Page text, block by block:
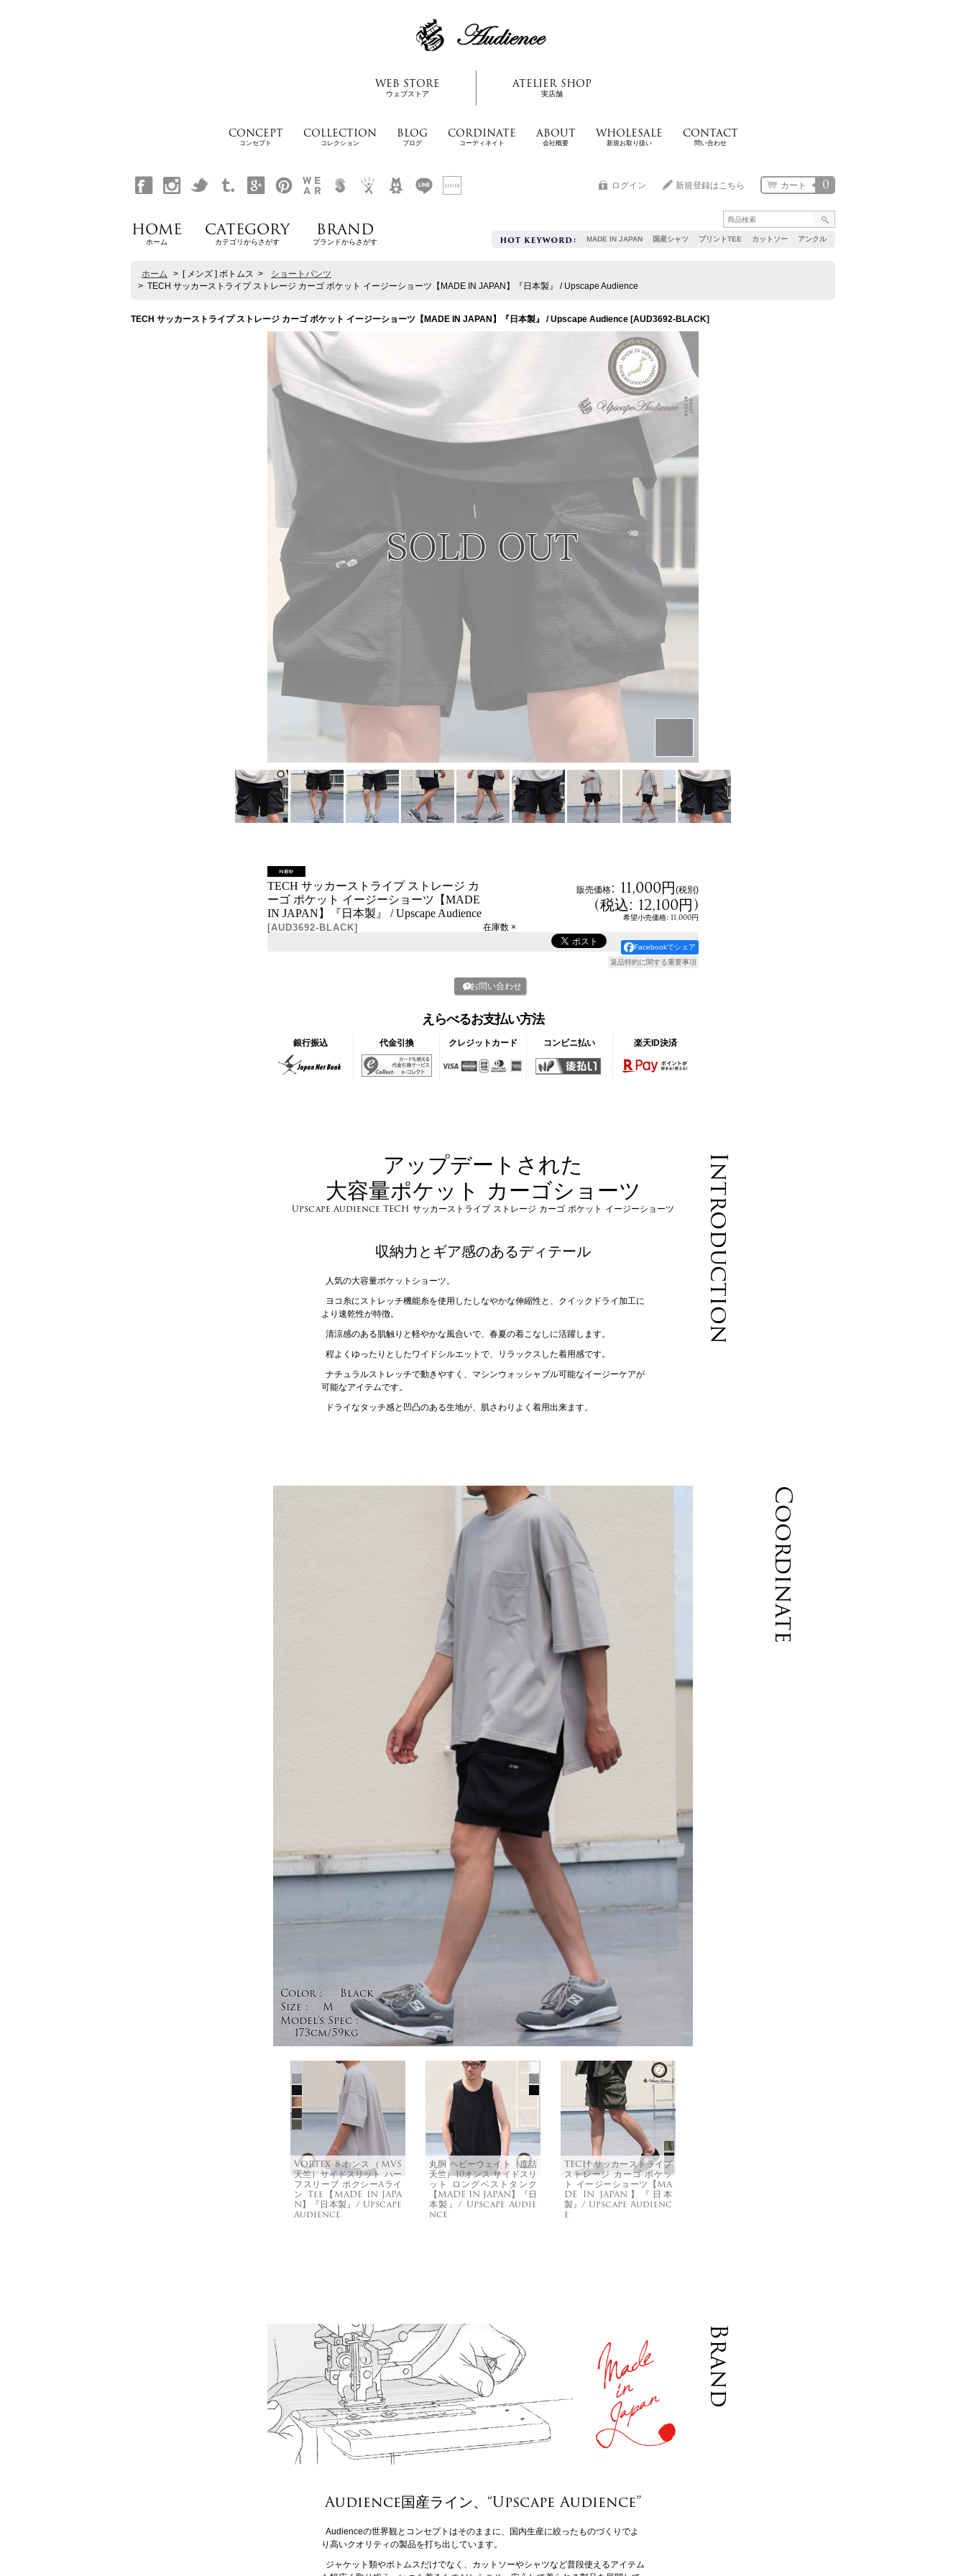
WEB STORE
ウェブストア
ATELIER SHOP
実店舗
CONCEPT
コンセプト
COLLECTION
コレクション
BLOG
ブログ
CORDINATE
コーディネイト
ABOUT
会社概要
WHOLESALE
新規お取り扱い
CONTACT
問い合わせ
MADE IN JAPAN 国産シャツ プリントTEE カットソー アンクル
0
カート
ログイン 新規登録はこちら
HOME
ホーム
CATEGORY
カテゴリからさがす
BRAND
ブランドからさがす
ホーム > [ メンズ ] ボトムス >
ショートパンツ
> TECH サッカーストライプ ストレージ カーゴ ポケット イージーショーツ【MADE IN JAPAN】『日本製』 / Upscape Audience
TECH サッカーストライプ ストレージ カーゴ ポケット イージーショーツ【MADE IN JAPAN】『日本製』 / Upscape Audience [AUD3692-BLACK]
TECH サッカーストライプ ストレージ カ
ーゴ ポケット イージーショーツ【MADE
IN JAPAN】『日本製』 / Upscape Audience
[AUD3692-BLACK]
販売価格: 11,000円(税別)
(税込: 12,100円)
希望小売価格: 11,000円
在庫数 ×
Facebookでシェア
返品特約に関する重要事項
お問い合わせ
えらべるお支払い方法
銀行振込 代金引換 クレジットカード コンビニ払い 楽天ID決済
Introduction
アップデートされた
大容量ポケット カーゴショーツ
Upscape Audience TECH サッカーストライプ ストレージ カーゴ ポケット イージーショーツ
収納力とギア感のあるディテール
人気の大容量ポケットショーツ。
ヨコ糸にストレッチ機能糸を使用したしなやかな伸縮性と、クイックドライ加工に
より速乾性が特徴。
清涼感のある肌触りと軽やかな風合いで、春夏の着こなしに活躍します。
程よくゆったりとしたワイドシルエットで、リラックスした着用感です。
ナチュラルストレッチで動きやすく、マシンウォッシャブル可能なイージーケアが
可能なアイテムです。
ドライなタッチ感と凹凸のある生地が、肌さわりよく着用出来ます。
Coordinate
Color :
Black
Size :
M
Model's Spec :
173cm/59kg
VORTEX 8オンス（MVS
天竺）サイドスリット ハー
フスリーブ ボクシーAライ
ン Tee【MADE IN JAPA
N】『日本製』/ Upscape
Audience
丸胴 ヘビーウェイト（度詰
天竺）10オンス サイドスリ
ット ロングベストタンク
【MADE IN JAPAN】『日
本製』/ Upscape Audie
nce
TECH サッカーストライプ
ストレージ カーゴ ポケッ
ト イージーショーツ【MA
DE IN JAPAN】『日本
製』/ Upscape Audienc
e
Brand
Audience国産ライン、“Upscape Audience”
Audienceの世界観とコンセプトはそのままに、国内生産に絞ったものづくりでよ
り高いクオリティの製品を打ち出しています。
ジャケット類やボトムスだけでなく、カットソーやシャツなど普段使えるアイテム